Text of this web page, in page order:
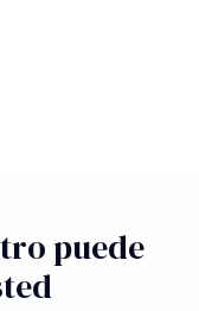
puede